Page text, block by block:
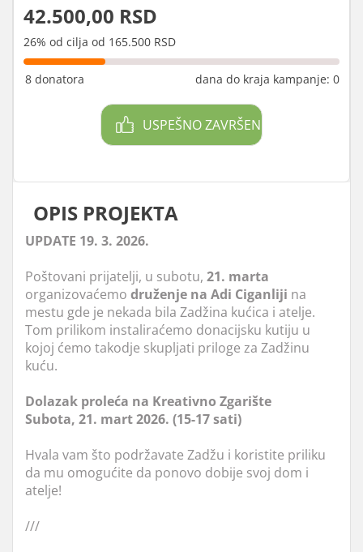
42.500,00 RSD
26% od cilja od 165.500 RSD
8 donatora dana do kraja kampanje: 0
USPEŠNO ZAVRŠEN
OPIS PROJEKTA
UPDATE 19. 3. 2026.
Poštovani prijatelji, u subotu, 21. marta
organizovaćemo druženje na Adi Ciganliji na
mestu gde je nekada bila Zadžina kućica i atelje.
Tom prilikom instaliraćemo donacijsku kutiju u
kojoj ćemo takodje skupljati priloge za Zadžinu
kuću.
Dolazak proleća na Kreativno Zgarište
Subota, 21. mart 2026. (15-17 sati)
Hvala vam što podržavate Zadžu i koristite priliku
da mu omogućite da ponovo dobije svoj dom i
atelje!
///